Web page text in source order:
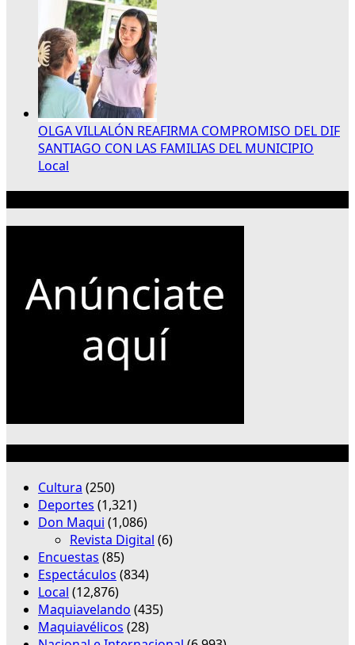
OLGA VILLALÓN REAFIRMA COMPROMISO DEL DIF
SANTIAGO CON LAS FAMILIAS DEL MUNICIPIO
Local
Cultura (250)
Deportes (1,321)
Don Maqui (1,086)
Revista Digital (6)
Encuestas (85)
Espectáculos (834)
Local (12,876)
Maquiavelando (435)
Maquiavélicos (28)